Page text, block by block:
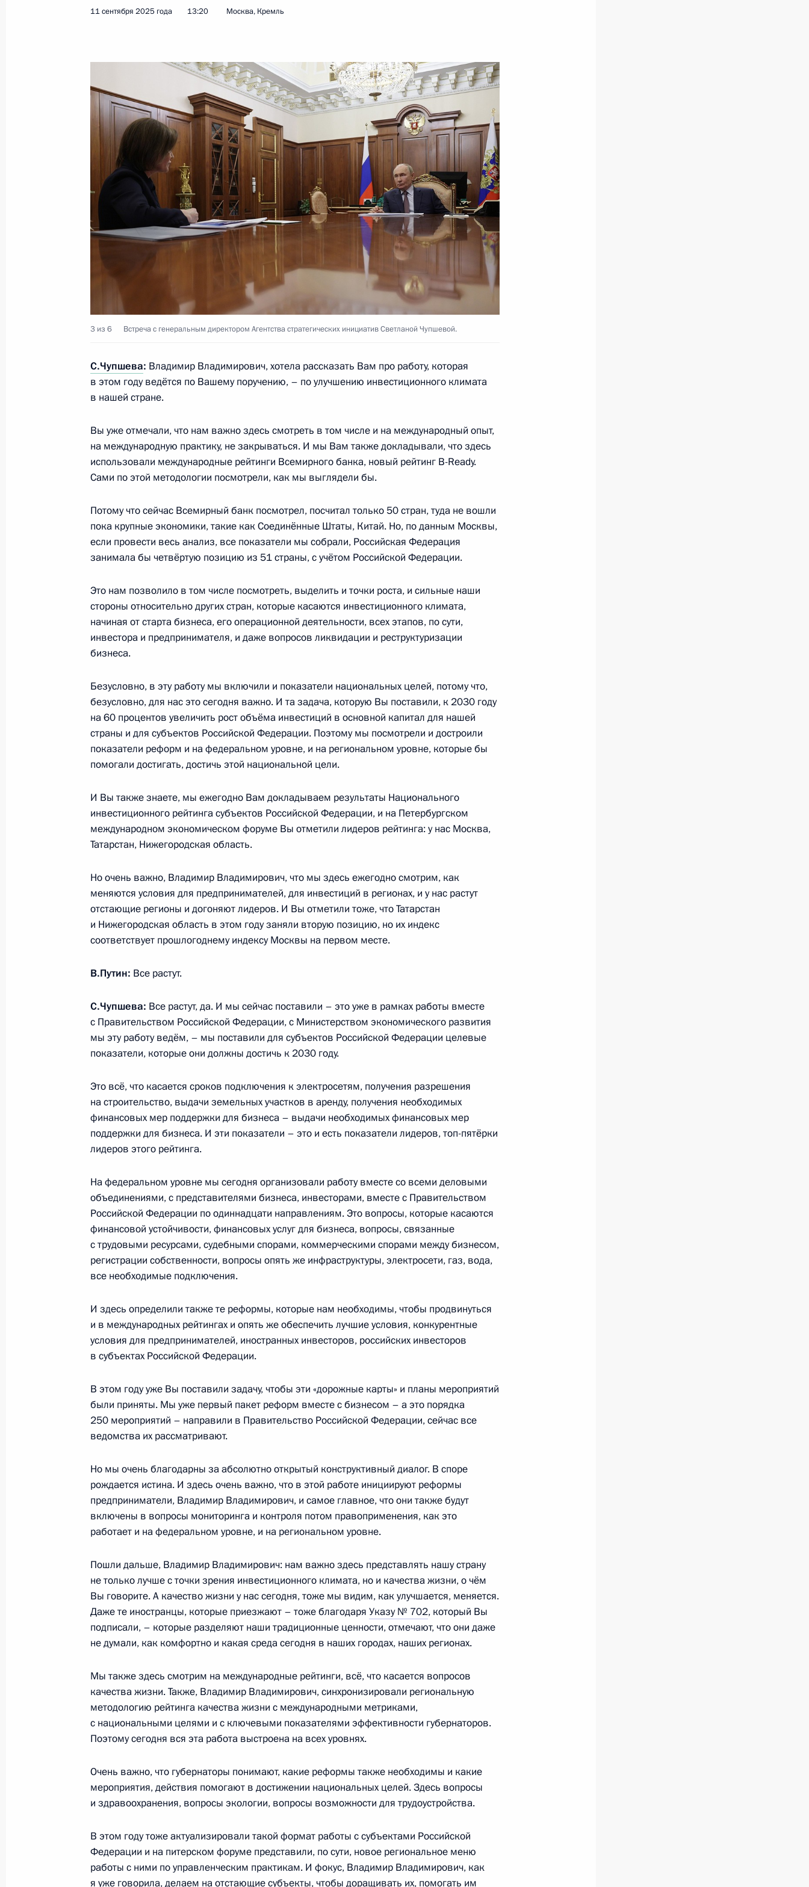
Встреча с Премьер-министром Эфиопии Абийем Ахмедом
25 сентября 2025 года, 20:55 Москва, Кремль
5
Заседание Глобального атомного форума
25 сентября 2025 года, 18:50 Москва
24 сентября 2025 года, среда
Встреча с губернатором Запорожской области Евгением
Балицким
24 сентября 2025 года, 14:10 Москва, Кремль
Встреча с главой Луганской Народной Республики Леонидом
Пасечником
5
22 сентября 2025 года, понедельник
Москва, Кремль
Видеообращение по случаю проведения конкурса
«Интервидение»
20 сентября 2025 года, 20:30
19 сентября 2025 года, пятница
Встреча с губернатором Пермского края Дмитрием Махониным
19 сентября 2025 года, 20:25 Пермь
1
Заседание Военно-промышленной комиссии
19 сентября 2025 года, 20:00 Пермь
Посещение ПАО «Мотовилихинские заводы»
19 сентября 2025 года, 16:50 Пермь
18 сентября 2025 года, четверг
Встреча с лидерами парламентских фракций
17 сентября 2025 года, среда
17 сентября 2025 года, 16:40 Москва, Кремль
16 сентября 2025 года, вторник
Совместное стратегическое учение «Запад-2025»
16 сентября 2025 года, 19:00 Нижегородская область
15 сентября 2025 года, понедельник
Совещание по экономическим вопросам
Видеоконференция с новыми объектами Роспотребнадзора
15 сентября 2025 года, 16:05 Москва, Кремль
13 сентября 2025 года, суббота
Открытие инфраструктурных объектов Москвы
13 сентября 2025 года, 16:10 Москва
13 сентября 2025 года, 15:10 Москва
12 сентября 2025 года, пятница
Встреча с Министром культуры Ольгой Любимовой
2
Пленарное заседание Форума объединённых культур
12 сентября 2025 года, 21:00 Санкт-Петербург
4
11 сентября 2025 года, четверг
11 сентября 2025 года, 13:20 Москва, Кремль
11 сентября 2025 года 13:20 Москва, Кремль
3 из 6 Встреча с генеральным директором Агентства стратегических инициатив Светланой Чупшевой.
С.Чупшева: Владимир Владимирович, хотела рассказать Вам про работу, которая
в этом году ведётся по Вашему поручению, – по улучшению инвестиционного климата
в нашей стране.
Вы уже отмечали, что нам важно здесь смотреть в том числе и на международный опыт,
на международную практику, не закрываться. И мы Вам также докладывали, что здесь
использовали международные рейтинги Всемирного банка, новый рейтинг B-Ready.
Сами по этой методологии посмотрели, как мы выглядели бы.
Потому что сейчас Всемирный банк посмотрел, посчитал только 50 стран, туда не вошли
пока крупные экономики, такие как Соединённые Штаты, Китай. Но, по данным Москвы,
если провести весь анализ, все показатели мы собрали, Российская Федерация
занимала бы четвёртую позицию из 51 страны, с учётом Российской Федерации.
Это нам позволило в том числе посмотреть, выделить и точки роста, и сильные наши
стороны относительно других стран, которые касаются инвестиционного климата,
начиная от старта бизнеса, его операционной деятельности, всех этапов, по сути,
инвестора и предпринимателя, и даже вопросов ликвидации и реструктуризации
бизнеса.
Безусловно, в эту работу мы включили и показатели национальных целей, потому что,
безусловно, для нас это сегодня важно. И та задача, которую Вы поставили, к 2030 году
на 60 процентов увеличить рост объёма инвестиций в основной капитал для нашей
страны и для субъектов Российской Федерации. Поэтому мы посмотрели и достроили
показатели реформ и на федеральном уровне, и на региональном уровне, которые бы
помогали достигать, достичь этой национальной цели.
И Вы также знаете, мы ежегодно Вам докладываем результаты Национального
инвестиционного рейтинга субъектов Российской Федерации, и на Петербургском
международном экономическом форуме Вы отметили лидеров рейтинга: у нас Москва,
Татарстан, Нижегородская область.
Но очень важно, Владимир Владимирович, что мы здесь ежегодно смотрим, как
меняются условия для предпринимателей, для инвестиций в регионах, и у нас растут
отстающие регионы и догоняют лидеров. И Вы отметили тоже, что Татарстан
и Нижегородская область в этом году заняли вторую позицию, но их индекс
соответствует прошлогоднему индексу Москвы на первом месте.
В.Путин: Все растут.
С.Чупшева: Все растут, да. И мы сейчас поставили – это уже в рамках работы вместе
с Правительством Российской Федерации, с Министерством экономического развития
мы эту работу ведём, – мы поставили для субъектов Российской Федерации целевые
показатели, которые они должны достичь к 2030 году.
Это всё, что касается сроков подключения к электросетям, получения разрешения
на строительство, выдачи земельных участков в аренду, получения необходимых
финансовых мер поддержки для бизнеса – выдачи необходимых финансовых мер
поддержки для бизнеса. И эти показатели – это и есть показатели лидеров, топ-пятёрки
лидеров этого рейтинга.
На федеральном уровне мы сегодня организовали работу вместе со всеми деловыми
объединениями, с представителями бизнеса, инвесторами, вместе с Правительством
Российской Федерации по одиннадцати направлениям. Это вопросы, которые касаются
финансовой устойчивости, финансовых услуг для бизнеса, вопросы, связанные
с трудовыми ресурсами, судебными спорами, коммерческими спорами между бизнесом,
регистрации собственности, вопросы опять же инфраструктуры, электросети, газ, вода,
все необходимые подключения.
И здесь определили также те реформы, которые нам необходимы, чтобы продвинуться
и в международных рейтингах и опять же обеспечить лучшие условия, конкурентные
условия для предпринимателей, иностранных инвесторов, российских инвесторов
в субъектах Российской Федерации.
В этом году уже Вы поставили задачу, чтобы эти «дорожные карты» и планы мероприятий
были приняты. Мы уже первый пакет реформ вместе с бизнесом – а это порядка
250 мероприятий – направили в Правительство Российской Федерации, сейчас все
ведомства их рассматривают.
Но мы очень благодарны за абсолютно открытый конструктивный диалог. В споре
рождается истина. И здесь очень важно, что в этой работе инициируют реформы
предприниматели, Владимир Владимирович, и самое главное, что они также будут
включены в вопросы мониторинга и контроля потом правоприменения, как это
работает и на федеральном уровне, и на региональном уровне.
Пошли дальше, Владимир Владимирович: нам важно здесь представлять нашу страну
не только лучше с точки зрения инвестиционного климата, но и качества жизни, о чём
Вы говорите. А качество жизни у нас сегодня, тоже мы видим, как улучшается, меняется.
Даже те иностранцы, которые приезжают – тоже благодаря Указу № 702, который Вы
подписали, – которые разделяют наши традиционные ценности, отмечают, что они даже
не думали, как комфортно и какая среда сегодня в наших городах, наших регионах.
Мы также здесь смотрим на международные рейтинги, всё, что касается вопросов
качества жизни. Также, Владимир Владимирович, синхронизировали региональную
методологию рейтинга качества жизни с международными метриками,
с национальными целями и с ключевыми показателями эффективности губернаторов.
Поэтому сегодня вся эта работа выстроена на всех уровнях.
Очень важно, что губернаторы понимают, какие реформы также необходимы и какие
мероприятия, действия помогают в достижении национальных целей. Здесь вопросы
и здравоохранения, вопросы экологии, вопросы возможности для трудоустройства.
В этом году тоже актуализировали такой формат работы с субъектами Российской
Федерации и на питерском форуме представили, по сути, новое региональное меню
работы с ними по управленческим практикам. И фокус, Владимир Владимирович, как
я уже говорила, делаем на отстающие субъекты, чтобы доращивать их, помогать им